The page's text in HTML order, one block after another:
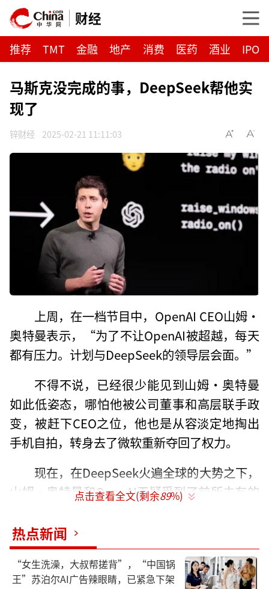
财经
推荐 TMT 金融 地产 消费 医药 酒业 IPO
马斯克没完成的事，DeepSeek帮他实
现了
锌财经 2025-02-21 11:11:03
上周，在一档节目中，OpenAI CEO山姆·
奥特曼表示，“为了不让OpenAI被超越，每天
都有压力。计划与DeepSeek的领导层会面。”
不得不说，已经很少能见到山姆·奥特曼
如此低姿态，哪怕他被公司董事和高层联手政
变，被赶下CEO之位，他也是从容淡定地掏出
手机自拍，转身去了微软重新夺回了权力。
现在，在DeepSeek火遍全球的大势之下，
山姆·奥特曼和OpenAI无疑受到了前所未有的
自从ChatGPT-4开启AI元年以来，OpenAI
一直被视为“AI世界的绝对领袖”，是无数互
联网巨头和AI创企的追赶对象。
点击查看全文(剩余89%)
热点新闻
“女生洗澡，大叔帮搓背”，“中国锅
王”苏泊尔AI广告辣眼睛，已紧急下架